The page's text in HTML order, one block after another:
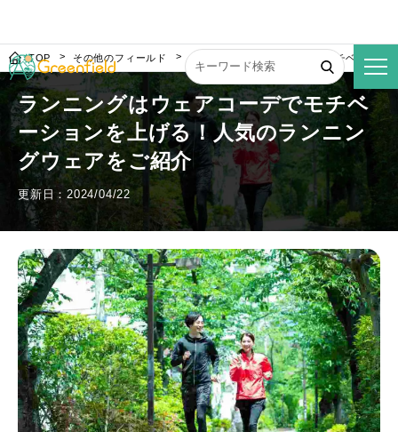
TOP その他のフィールド ランニングはウェアコーデでモチベーショ
ランニングはウェアコーデでモチベ
ーションを上げる！人気のランニン
グウェアをご紹介
更新日：2024/04/22